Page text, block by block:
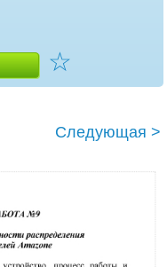
☆
Следующая >